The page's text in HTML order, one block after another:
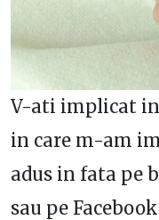
V-ati implicat
in care m-am
adus in fata pe
sau pe